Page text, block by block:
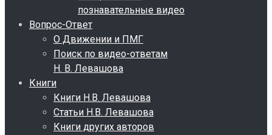
познавательные видео
Вопрос-Ответ
О Движении и ПМГ
Поиск по видео-ответам
Н. В. Левашова
Книги
Книги Н.В. Левашова
Статьи Н.В. Левашова
Книги других авторов